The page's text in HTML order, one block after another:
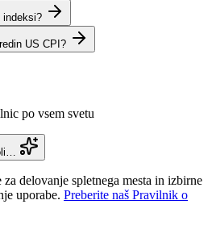
indeksi?
US CPI?
po vsem svetu
delovanje spletnega mesta in izbirne
uporabe. Preberite naš Pravilnik o